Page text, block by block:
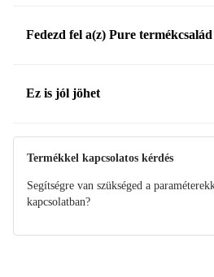
Fedezd fel a(z) Pure
Ez is jól jöhet
Termékkel kapcsolatos kérdés
Segítségre van szükséged a
kapcsolatban?